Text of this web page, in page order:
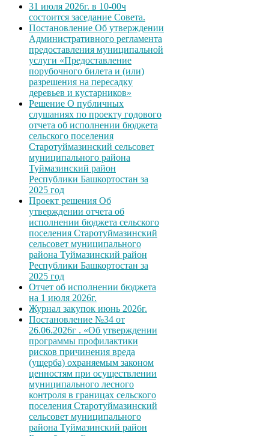
31 июля 2026г. в 10-00ч
состоится заседание Совета.
Постановление Об утверждении
Административного регламента
предоставления муниципальной
услуги «Предоставление
порубочного билета и (или)
разрешения на пересадку
деревьев и кустарников»
Решение О публичных
слушаниях по проекту годового
отчета об исполнении бюджета
сельского поселения
Старотуймазинский сельсовет
муниципального района
Туймазинский район
Республики Башкортостан за
2025 год
Проект решения Об
утверждении отчета об
исполнении бюджета сельского
поселения Старотуймазинский
сельсовет муниципального
района Туймазинский район
Республики Башкортостан за
2025 год
Отчет об исполнении бюджета
на 1 июля 2026г.
Журнал закупок июнь 2026г.
Постановление №34 от
26.06.2026г . «Об утверждении
программы профилактики
рисков причинения вреда
(ущерба) охраняемым законом
ценностям при осуществлении
муниципального лесного
контроля в границах сельского
поселения Старотуймазинский
сельсовет муниципального
района Туймазинский район